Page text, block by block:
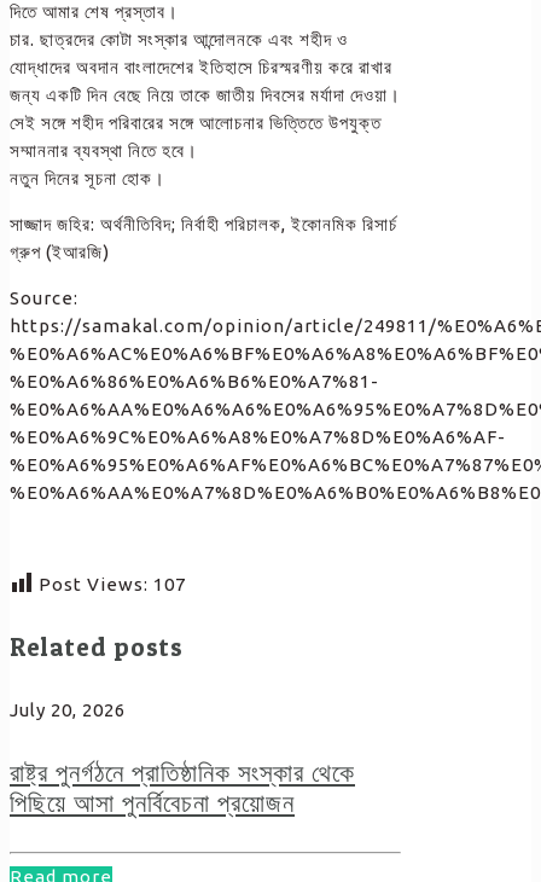
দিতে আমার শেষ প্রস্তাব।
চার. ছাত্রদের কোটা সংস্কার আন্দোলনকে এবং শহীদ ও
যোদ্ধাদের অবদান বাংলাদেশের ইতিহাসে চিরস্মরণীয় করে রাখার
জন্য একটি দিন বেছে নিয়ে তাকে জাতীয় দিবসের মর্যাদা দেওয়া।
সেই সঙ্গে শহীদ পরিবারের সঙ্গে আলোচনার ভিত্তিতে উপযুক্ত
সম্মাননার ব্যবস্থা নিতে হবে।
নতুন দিনের সূচনা হোক।
সাজ্জাদ জহির: অর্থনীতিবিদ; নির্বাহী পরিচালক, ইকোনমিক রিসার্চ
গ্রুপ (ইআরজি)
Source:
https://samakal.com/opinion/article/249811/
%E0%A6%86%E0%A6%B6%E0%A7%81-
%E0%A6%9C%E0%A6%A8%E0%A7%8D%E0%A6%AF-
Post Views: 107
Related posts
July 20, 2026
রাষ্ট্র পুনর্গঠনে প্রাতিষ্ঠানিক সংস্কার থেকে
পিছিয়ে আসা পুনর্বিবেচনা প্রয়োজন
Read more